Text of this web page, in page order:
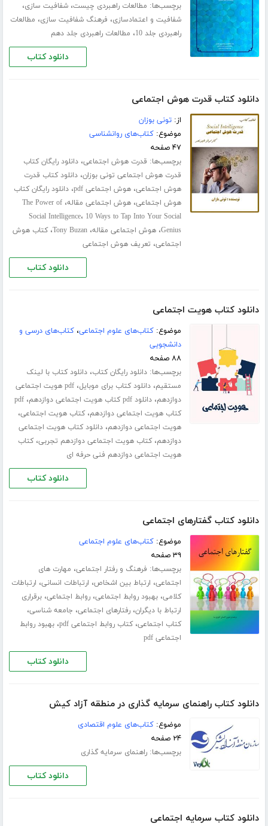
برچسب‌ها: مطالعات راهبردی چیست،شفافیت سازی،
شفافیت و اعتمادسازی، فرهنگ شفافیت سازی، مطالعات
راهبردی جلد 10
، مطالعات راهبردی جلد دهم
دانلود کتاب
دانلود کتاب قدرت هوش اجتماعی
از:تونی بوزان
موضوع:کتاب‌های روانشناسی
۴۷ صفحه
برچسب‌ها: قدرت هوش اجتماعی،دانلود رایگان کتاب
قدرت هوش اجتماعی تونی بوزان،دانلود کتاب قدرت
هوش اجتماعی،هوش اجتماعی pdf ،دانلود رایگان کتاب
هوش اجتماعی،هوش اجتماعی مقاله،The Power of
Social Intelligence، 10 Ways to Tap Into Your Social
Genius،هوش اجتماعی مقاله،Tony Buzan،کتاب هوش
اجتماعی، تعریف هوش اجتماعی
دانلود کتاب
دانلود کتاب هویت اجتماعی
موضوع:کتاب‌های علوم اجتماعی،کتاب‌های درسی و
دانشجویی
۸۸ صفحه
برچسب‌ها:دانلود رایگان کتاب،دانلود کتاب با لینک
مستقیم،دانلود کتاب برای موبایل،
pdf هویت اجتماعی
دوازدهم،دانلود pdf کتاب هویت اجتماعی دوازدهم ،pdf
کتاب هویت اجتماعی دوازدهم،کتاب هویت اجتماعی،
هویت اجتماعی دوازدهم،دانلود کتاب هویت اجتماعی
دوازدهم،کتاب هویت اجتماعی دوازدهم تجربی،کتاب
هویت اجتماعی دوازدهم فنی حرفه ای
دانلود کتاب
دانلود کتاب گفتارهای اجتماعی
موضوع:کتاب‌های علوم اجتماعی
۳۹ صفحه
برچسب‌ها: فرهنگ و رفتار اجتماعی، مهارت های
اجتماعی، ارتباط بین اشخاص، ارتباطات انسانی، ارتباطات
کلامی،بهبود روابط اجتماعی،روابط اجتماعی،برقراری
ارتباط با دیگران،رفتارهای اجتماعی، جامعه شناسی،
کتاب اجتماعی،کتاب روابط اجتماعی pdf ،بهبود روابط
اجتماعی pdf
دانلود کتاب
دانلود کتاب راهنمای سرمایه گذاری در منطقه آزاد کیش
موضوع:کتاب‌های علوم اقتصادی
۲۴ صفحه
برچسب‌ها:راهنمای سرمایه گذاری
دانلود کتاب
دانلود کتاب سرمایه اجتماعی